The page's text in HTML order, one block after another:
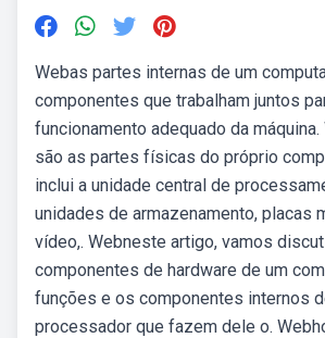
Webas partes internas de um
componentes que trabalham juntos
funcionamento adequado da
são as partes físicas do próprio
inclui a unidade central de
unidades de armazenamento, placas
vídeo,. Webneste artigo, vamos
componentes de hardware de um
funções e os componentes internos
processador que fazem dele o.